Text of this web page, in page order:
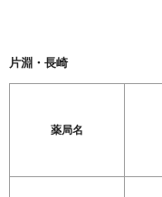
片淵・長崎
薬局名